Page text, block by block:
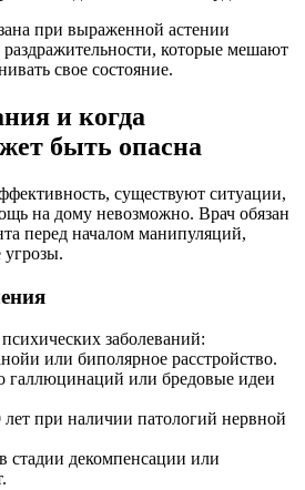
при выраженной астении
которые мешают
свое состояние.
и когда
быть опасна
существуют ситуации,
на дому невозможно. Врач обязан
перед началом манипуляций,
заболеваний:
или биполярное расстройство.
галлюцинаций или бредовые идеи
лет при наличии патологий нервной
стадии декомпенсации или